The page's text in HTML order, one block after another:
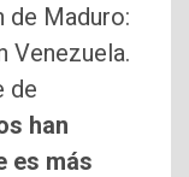
de Maduro:
Venezuela.
de
han
es más